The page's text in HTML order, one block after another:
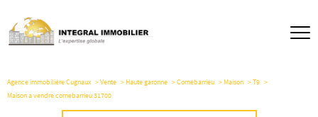
Agence immobilière Cugnaux Vente Haute garonne Cornebarrieu Maison
T9
Maison a vendre cornebarrieu 31700